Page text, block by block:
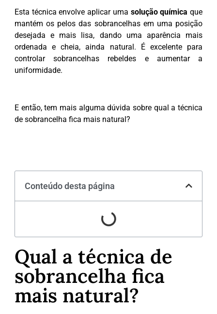
Esta técnica envolve aplicar uma solução química que
mantém os pelos das sobrancelhas em uma posição
desejada e mais lisa, dando uma aparência mais
ordenada e cheia, ainda natural. É excelente para
controlar sobrancelhas rebeldes e aumentar a
uniformidade.
E então, tem mais alguma dúvida sobre qual a técnica
de sobrancelha fica mais natural?
Conteúdo desta página
Qual a técnica de
sobrancelha fica
mais natural?